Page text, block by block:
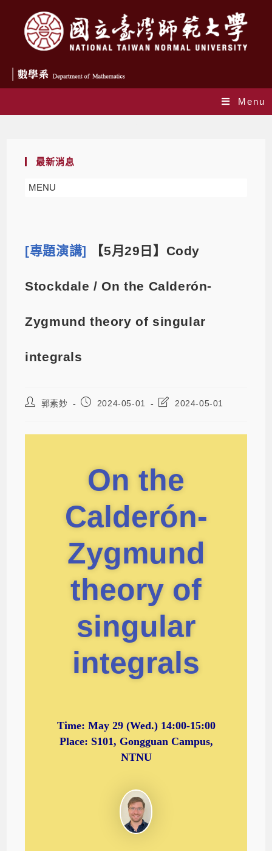
Menu
最新消息
MENU
[專題演講] 【5月29日】Cody
Stockdale / On the Calderón-
Zygmund theory of singular
integrals
郭素妙 2024-05-01 2024-05-01
On the
Calderón-
Zygmund
theory of
singular
integrals
Time: May 29 (Wed.) 14:00-15:00
Place: S101, Gongguan Campus,
NTNU